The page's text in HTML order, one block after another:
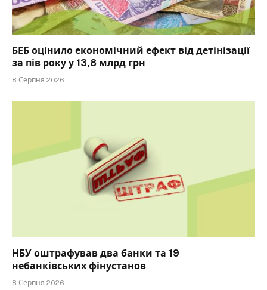
БЕБ оцінило економічний ефект від детінізації
за пів року у 13,8 млрд грн
8 Серпня 2026
НБУ оштрафував два банки та 19
небанківських фінустанов
8 Серпня 2026